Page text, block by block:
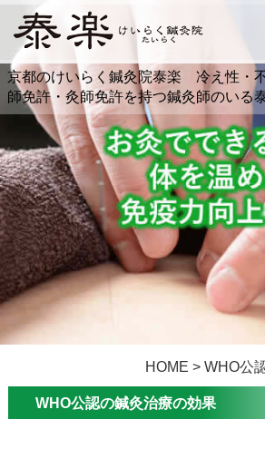
京都のけいらく鍼灸院泰楽 冷え性・
師免許・灸師免許を持つ鍼灸師のいる
HOME >WHO公
WHO公認の鍼灸治療の効果